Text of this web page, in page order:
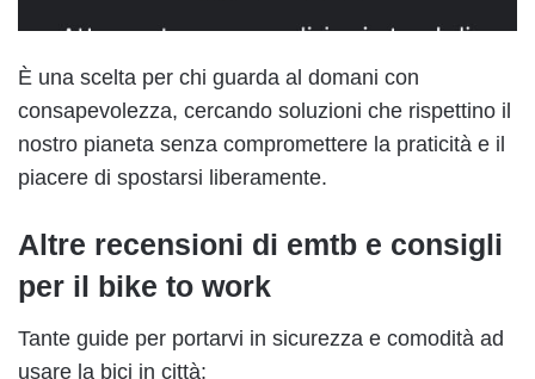
È una scelta per chi guarda al domani con
consapevolezza, cercando soluzioni che rispettino il
nostro pianeta senza compromettere la praticità e il
piacere di spostarsi liberamente.
Altre recensioni di emtb e consigli
per il bike to work
Tante guide per portarvi in sicurezza e comodità ad
usare la bici in città: